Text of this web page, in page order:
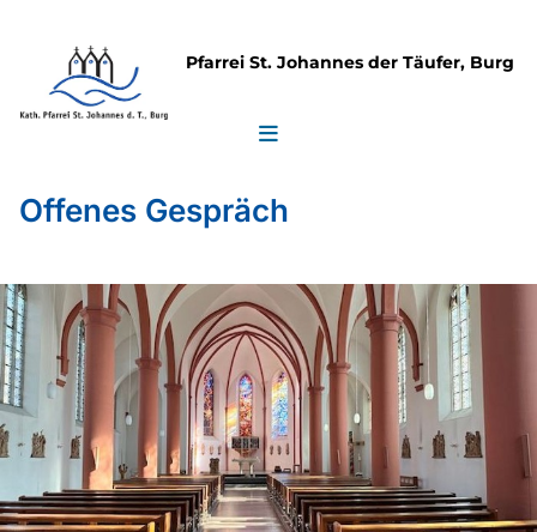
Pfarrei St. Johannes der Täufer, Burg
Offenes Gespräch